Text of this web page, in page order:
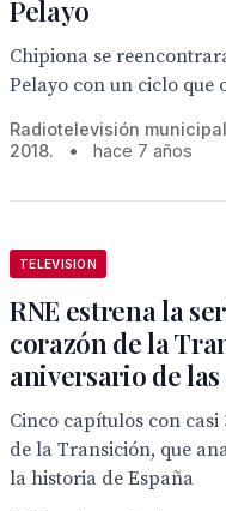
Pelayo
Chipiona se
Pelayo con un ciclo que
Radiotelevisión
2018.
• hace 7 años
TELEVISION
RNE estrena la
corazón de la
aniversario de
Cinco capítulos con casi
de la Transición, que
la historia de España